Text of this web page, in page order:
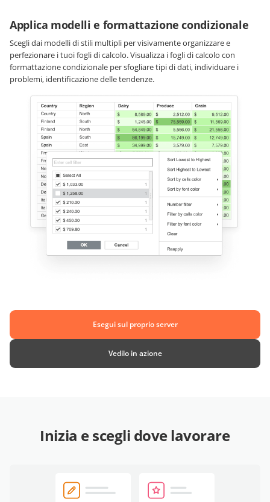
Applica modelli e formattazione condizionale
Scegli dai modelli di stili multipli per visivamente organizzare e
perfezionare i tuoi fogli di calcolo. Visualizza i fogli di calcolo con
formattazione condizionale per sfogliare tipi di dati, individuare i
problemi, identificazione delle tendenze.
Esegui sul proprio server
Vedilo in azione
Inizia e scegli dove lavorare